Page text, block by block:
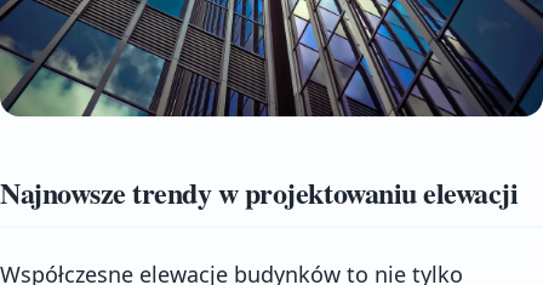
Najnowsze trendy w projektowaniu elewacji
Współczesne elewacje budynków to nie tylko